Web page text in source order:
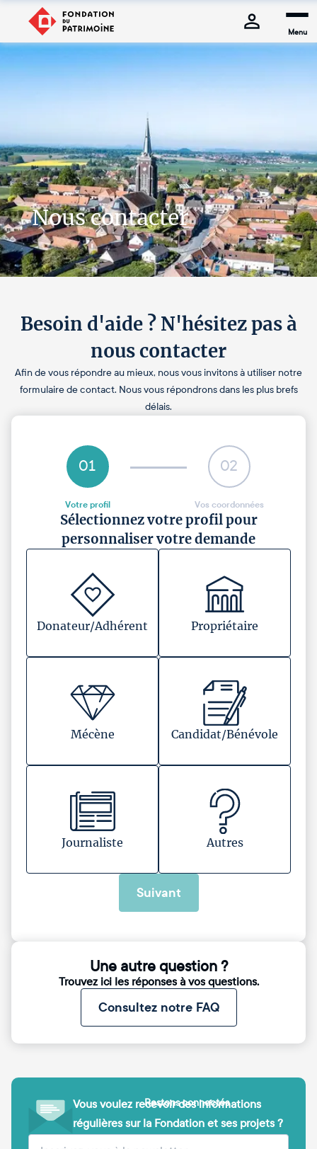
Menu
Nous contacter
Besoin d'aide ? N'hésitez pas à
nous contacter
Afin de vous répondre au mieux, nous vous invitons à utiliser notre
formulaire de contact. Nous vous répondrons dans les plus brefs
délais.
01
Votre profil
02
Vos coordonnées
Sélectionnez votre profil pour
personnaliser votre demande
Donateur/Adhérent Propriétaire
Mécène Candidat/Bénévole
Journaliste Autres
Suivant
Une autre question ?
Trouvez ici les réponses à vos questions.
Consultez notre FAQ
Vous voulez recevoir des informations
régulières sur la Fondation et ses projets ?
Votre adresse e-mail (obligatoire)
Restons connectés